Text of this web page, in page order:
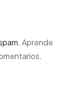
Aprende
.